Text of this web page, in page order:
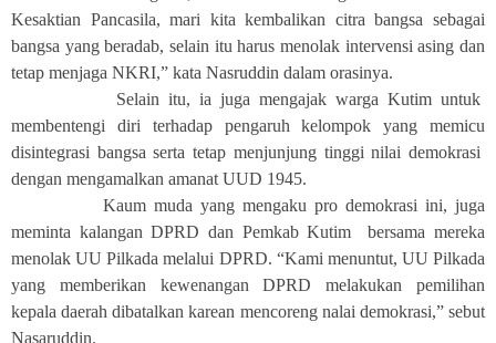
Kesaktian Pancasila, mari kita kembalikan citra bangsa sebagai
bangsa yang beradab, selain itu harus menolak intervensi asing dan
tetap menjaga NKRI,” kata Nasruddin dalam orasinya.
Selain itu, ia juga mengajak warga Kutim untuk
membentengi diri terhadap pengaruh kelompok yang memicu
disintegrasi bangsa serta tetap menjunjung tinggi nilai demokrasi
dengan mengamalkan amanat UUD 1945.
Kaum muda yang mengaku pro demokrasi ini, juga
meminta kalangan DPRD dan Pemkab Kutim bersama mereka
menolak UU Pilkada melalui DPRD. “Kami menuntut, UU Pilkada
yang memberikan kewenangan DPRD melakukan pemilihan
kepala daerah dibatalkan karean mencoreng nalai demokrasi,” sebut
Nasaruddin.